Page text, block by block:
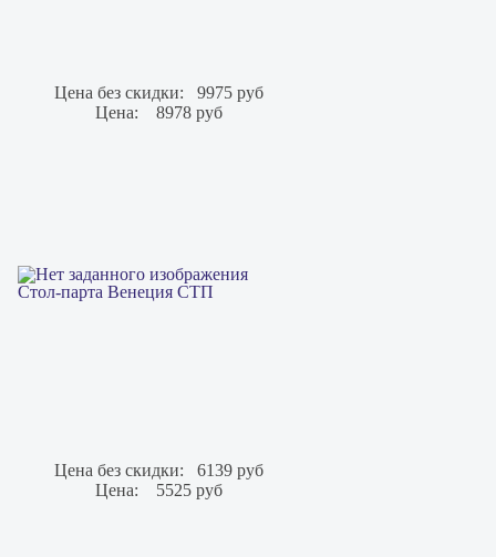
Цена без скидки:
9975 руб
Цена:
8978 руб
Стол-парта Венеция СТП
Цена без скидки:
6139 руб
Цена:
5525 руб